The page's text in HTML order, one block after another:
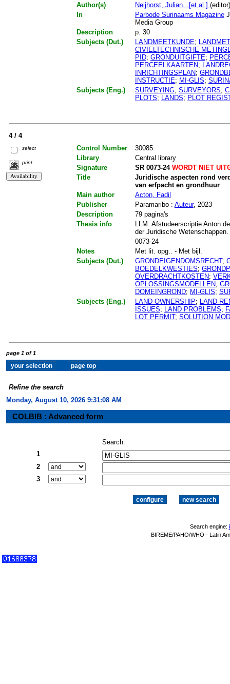
Author(s)
Neijhorst, Julian...[et al.] (editor)
In
Parbode Surinaams Magazine
Media Group
Description
p. 30
Subjects (Dut.)
LANDMEETKUNDE;
CIVIELTECHNISCHE
PID; GRONDUITGIFTE;
PERCEELKAARTEN;
INRICHTINGSPLAN;
INSTRUCTIE; MI-GLIS;
Subjects (Eng.)
SURVEYING; SURVEYORS;
PLOTS; LANDS; PLOT
4 / 4
select
print
Control Number
30085
Library
Central library
Signature
SR 0073-24WORDT NIET
Title
Juridische aspecten rond
van erfpacht en grondhuur
Main author
Acton, Fadil
Publisher
Paramaribo : Auteur, 2023
Description
79 pagina's
Thesis info
LLM. Afstudeerscriptie Anton
der Juridische
0073-24
Notes
Met lit. opg.. - Met bijl.
Subjects (Dut.)
GRONDEIGENDOMSRECHT;
BOEDELKWESTIES;
OVERDRACHTKOSTEN;
OPLOSSINGSMODELLEN;
DOMEINGROND; MI-GLIS;
Subjects (Eng.)
LAND OWNERSHIP; LAND
ISSUES; LAND PROBLEMS;
LOT PERMIT; SOLUTION
page 1 of 1
Refine the search
Monday, August 10, 2026 9:31:08 AM
COLBIB : Advanced form
Search:
1
2
3
Search engine:
BIREME/PAHO/WHO - Latin